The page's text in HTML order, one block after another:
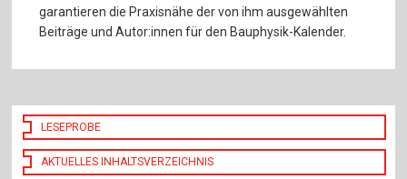
garantieren die Praxisnähe der von ihm ausgewählten
Beiträge und Autor:innen für den Bauphysik-Kalender.
LESEPROBE
AKTUELLES INHALTSVERZEICHNIS